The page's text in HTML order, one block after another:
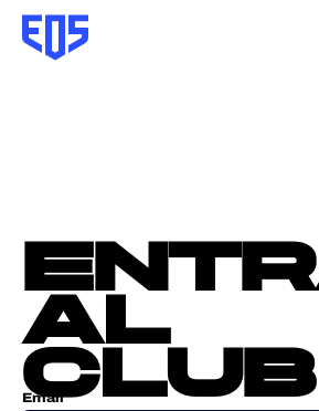
al
club
Email